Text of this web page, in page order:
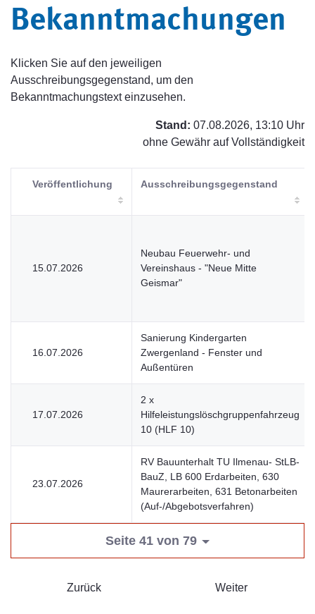
Bekanntmachungen
Klicken Sie auf den jeweiligen
Ausschreibungsgegenstand, um den
Bekanntmachungstext einzusehen.
Stand: 07.08.2026, 13:10 Uhr
ohne Gewähr auf Vollständigkeit
Veröffentlichung Ausschreibungsgegenstand
15.07.2026
Neubau Feuerwehr- und
Vereinshaus - "Neue Mitte
Geismar"
16.07.2026
Sanierung Kindergarten
Zwergenland - Fenster und
Außentüren
17.07.2026
2 x
Hilfeleistungslöschgruppenfahrzeug
10 (HLF 10)
23.07.2026
RV Bauunterhalt TU Ilmenau- StLB-
BauZ, LB 600 Erdarbeiten, 630
Maurerarbeiten, 631 Betonarbeiten
(Auf-/Abgebotsverfahren)
Seite 41 von 79
Zurück Weiter